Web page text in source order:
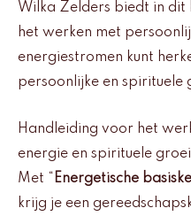
Wilka Zelders biedt in dit
het werken met
energiestromen kunt
persoonlijke en spirituele
Handleiding voor het
energie en spirituele groei
Met “
Energetische
krijg je een